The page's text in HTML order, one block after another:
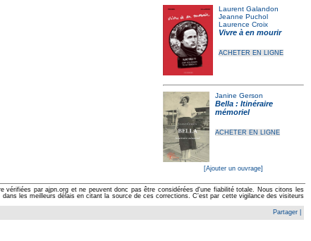
Laurent Galandon
Jeanne Puchol
Laurence Croix
Vivre à en mourir
ACHETER EN LIGNE
Janine Gerson
Bella : Itinéraire
mémoriel
ACHETER EN LIGNE
[Ajouter un ouvrage]
par ajpn.org et ne peuvent donc pas être considérées d'une fiabilité totale. Nous citons les
les meilleurs délais en citant la source de ces corrections. C'est par cette vigilance des visiteurs
Partager